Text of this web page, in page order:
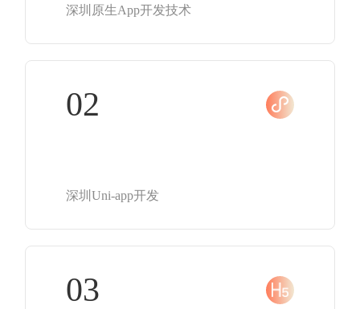
深圳原生App开发技术
02
深圳Uni-app开发
03